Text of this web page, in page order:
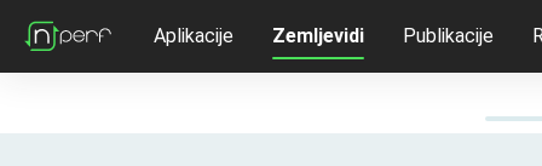
Aplikacije Zemljevidi Publikacije